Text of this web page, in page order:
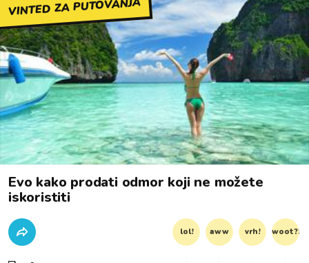
VINTED ZA PUTOVANJA
Evo kako prodati odmor koji ne možete
iskoristiti
lol! aww vrh! woot?!